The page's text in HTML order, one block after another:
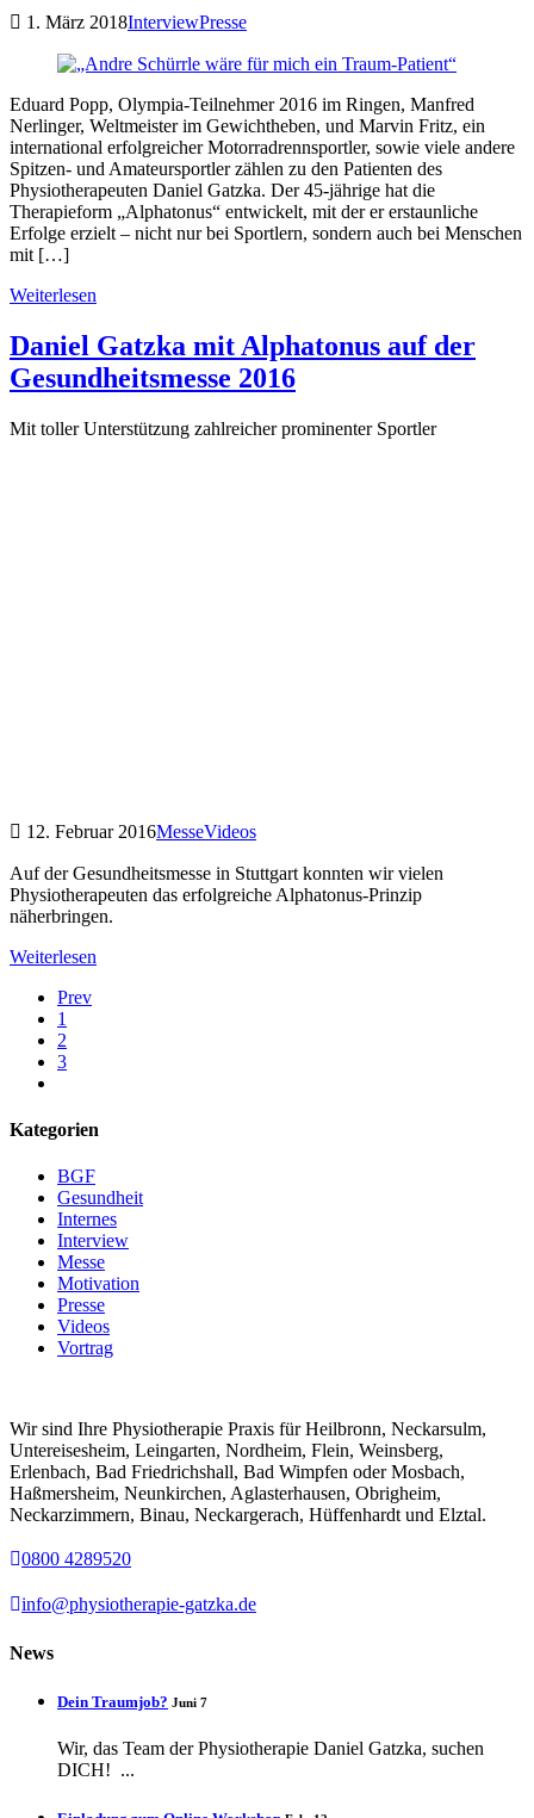
1. März 2018InterviewPresse
Eduard Popp, Olympia-Teilnehmer 2016 im Ringen, Manfred
Nerlinger, Weltmeister im Gewichtheben, und Marvin Fritz, ein
international erfolgreicher Motorradrennsportler, sowie viele andere
Spitzen- und Amateursportler zählen zu den Patienten des
Physiotherapeuten Daniel Gatzka. Der 45-jährige hat die
Therapieform „Alphatonus“ entwickelt, mit der er erstaunliche
Erfolge erzielt – nicht nur bei Sportlern, sondern auch bei Menschen
mit […]
Weiterlesen
Daniel Gatzka mit Alphatonus auf der
Gesundheitsmesse 2016
Mit toller Unterstützung zahlreicher prominenter Sportler
12. Februar 2016MesseVideos
Auf der Gesundheitsmesse in Stuttgart konnten wir vielen
Physiotherapeuten das erfolgreiche Alphatonus-Prinzip
näherbringen.
Weiterlesen
Prev
1
2
3
Kategorien
BGF
Gesundheit
Internes
Interview
Messe
Motivation
Presse
Videos
Vortrag
Wir sind Ihre Physiotherapie Praxis für Heilbronn, Neckarsulm,
Untereisesheim, Leingarten, Nordheim, Flein, Weinsberg,
Erlenbach, Bad Friedrichshall, Bad Wimpfen oder Mosbach,
Haßmersheim, Neunkirchen, Aglasterhausen, Obrigheim,
Neckarzimmern, Binau, Neckargerach, Hüffenhardt und Elztal.
0800 4289520
info@physiotherapie-gatzka.de
News
Dein Traumjob? Juni 7
Wir, das Team der Physiotherapie Daniel Gatzka, suchen
DICH! ...